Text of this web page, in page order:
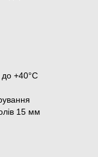
до +40°C
15 мм